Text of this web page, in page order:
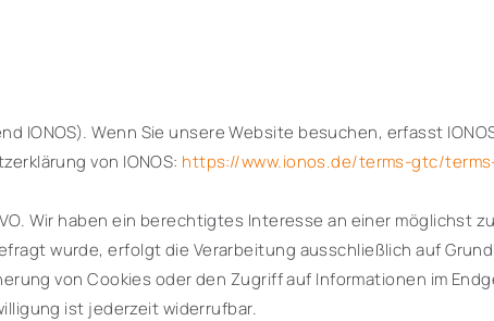
IONOS). Wenn Sie unsere Website besuchen, erfasst
von IONOS: https://www.ionos.de/terms-gtc/
Wir haben ein berechtigtes Interesse an einer möglichst
wurde, erfolgt die Verarbeitung ausschließlich auf
von Cookies oder den Zugriff auf Informationen im
ist jederzeit widerrufbar.